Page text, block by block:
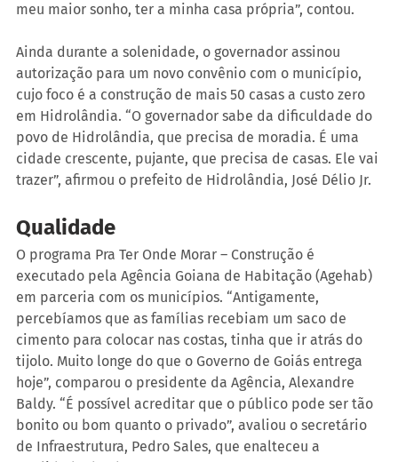
meu maior sonho, ter a minha casa própria”, contou.
Ainda durante a solenidade, o governador assinou
autorização para um novo convênio com o município,
cujo foco é a construção de mais 50 casas a custo zero
em Hidrolândia. “O governador sabe da dificuldade do
povo de Hidrolândia, que precisa de moradia. É uma
cidade crescente, pujante, que precisa de casas. Ele vai
trazer”, afirmou o prefeito de Hidrolândia, José Délio Jr.
Qualidade
O programa Pra Ter Onde Morar – Construção é
executado pela Agência Goiana de Habitação (Agehab)
em parceria com os municípios. “Antigamente,
percebíamos que as famílias recebiam um saco de
cimento para colocar nas costas, tinha que ir atrás do
tijolo. Muito longe do que o Governo de Goiás entrega
hoje”, comparou o presidente da Agência, Alexandre
Baldy. “É possível acreditar que o público pode ser tão
bonito ou bom quanto o privado”, avaliou o secretário
de Infraestrutura, Pedro Sales, que enalteceu a